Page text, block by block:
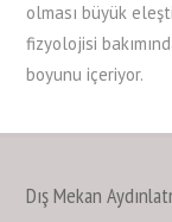
olması büyük
fizyolojisi
boyunu içeriyor.
Dış Mekan